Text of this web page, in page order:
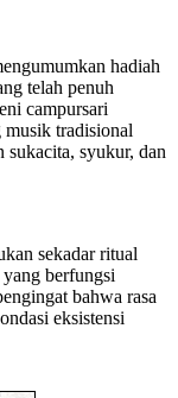
hadiah
telah penuh
campursari
musik tradisional
sukacita, syukur, dan
sekadar ritual
berfungsi
bahwa rasa
eksistensi